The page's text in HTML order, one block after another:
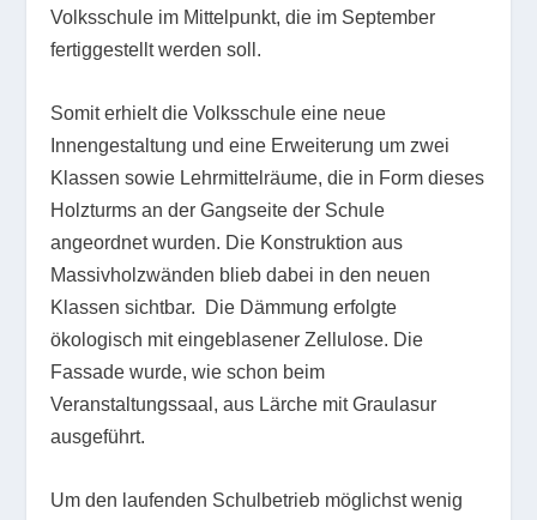
Volksschule im Mittelpunkt, die im September
fertiggestellt werden soll.
Somit erhielt die Volksschule eine neue
Innengestaltung und eine Erweiterung um zwei
Klassen sowie Lehrmittelräume, die in Form dieses
Holzturms an der Gangseite der Schule
angeordnet wurden. Die Konstruktion aus
Massivholzwänden blieb dabei in den neuen
Klassen sichtbar. Die Dämmung erfolgte
ökologisch mit eingeblasener Zellulose. Die
Fassade wurde, wie schon beim
Veranstaltungssaal, aus Lärche mit Graulasur
ausgeführt.
Um den laufenden Schulbetrieb möglichst wenig